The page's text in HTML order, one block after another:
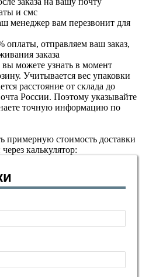
и смс
менеджер вам перезвонит для
оплаты, отправляем ваш заказ,
заказа
можете узнать в момент
Учитывается вес упаковки
расстояние от склада до
России. Поэтому указывайте
точную информацию по
примерную стоимость доставки
калькулятор: